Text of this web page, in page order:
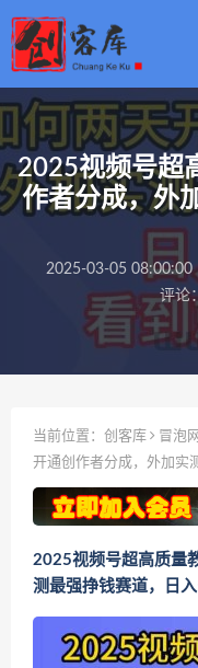
2025视频号超
作者分成，外
2025-03-05 08:00:00
评论
当前位置： 创客库 冒泡
开通创作者分成，外加实
2025视频号超高质量
测最强挣钱赛道，日